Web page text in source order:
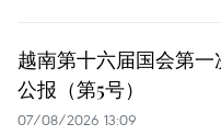
越南第十六届国会第一
公报（第5号）
07/08/2026 13:09